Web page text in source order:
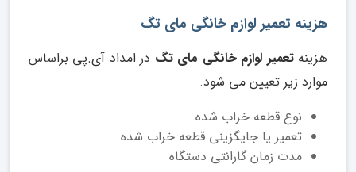
هزینه تعمیر لوازم خانگی مای تگ
هزینهتعمیر لوازم خانگی مای تگ در امداد آی.پی براساس
موارد زیر تعیین می شود.
نوع قطعه خراب شده
تعمیر یا جایگزینی قطعه خراب شده
مدت زمان گارانتی دستگاه